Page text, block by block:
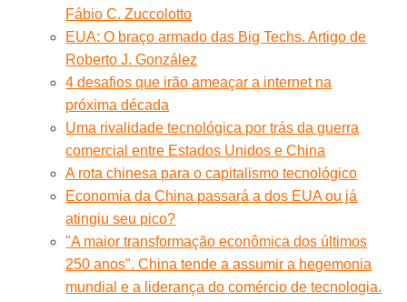
Fábio C. Zuccolotto
EUA: O braço armado das Big Techs. Artigo de
Roberto J. González
4 desafios que irão ameaçar a internet na
próxima década
Uma rivalidade tecnológica por trás da guerra
comercial entre Estados Unidos e China
A rota chinesa para o capitalismo tecnológico
Economia da China passará a dos EUA ou já
atingiu seu pico?
"A maior transformação econômica dos últimos
250 anos". China tende a assumir a hegemonia
mundial e a liderança do comércio de tecnologia.